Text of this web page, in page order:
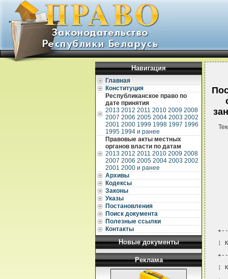
Навигация
Главная
Конституция
Республиканское право по
дате принятия
2013 2012 2011 2010 2009 2008
2007 2006 2005 2004 2003 2002
2001 2000 1999 1998 1997 1996
1995 1994 и ранее
Правовые акты местных
органов власти по датам
2013 2012 2011 2010 2009 2008
2007 2006 2005 2004 2003 2002
2001 2000 и ранее
Архивы
Кодексы
Законы
Указы
Постановления
Поиск документа
Полезные ссылки
Контакты
Новые документы
Реклама
¦
¦